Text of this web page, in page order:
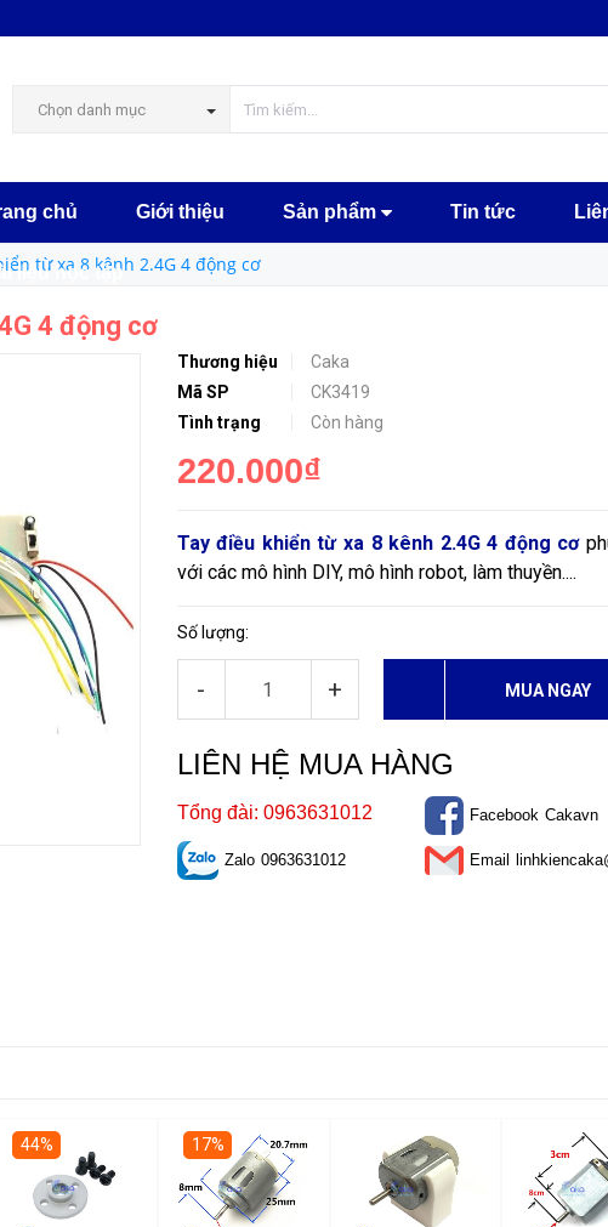
Chọn danh mục
chủ Giới thiệu Sản phẩm Tin tức
liệu học tập
từ xa 8 kênh 2.4G 4 động cơ
4 động cơ
Thương hiệu
Caka
Mã SP
CK3419
Tình trạng
Còn hàng
220.000₫
Tay điều khiển từ xa 8 kênh 2.4G 4 động cơ
với các mô hình DIY, mô hình robot, làm thuyền....
Số lượng:
- + MUA NGAY
LIÊN HỆ MUA HÀNG
Tổng đài: 0963631012
Zalo 0963631012
Facebook Cakavn
Email
cơ
MUA
44% 17%